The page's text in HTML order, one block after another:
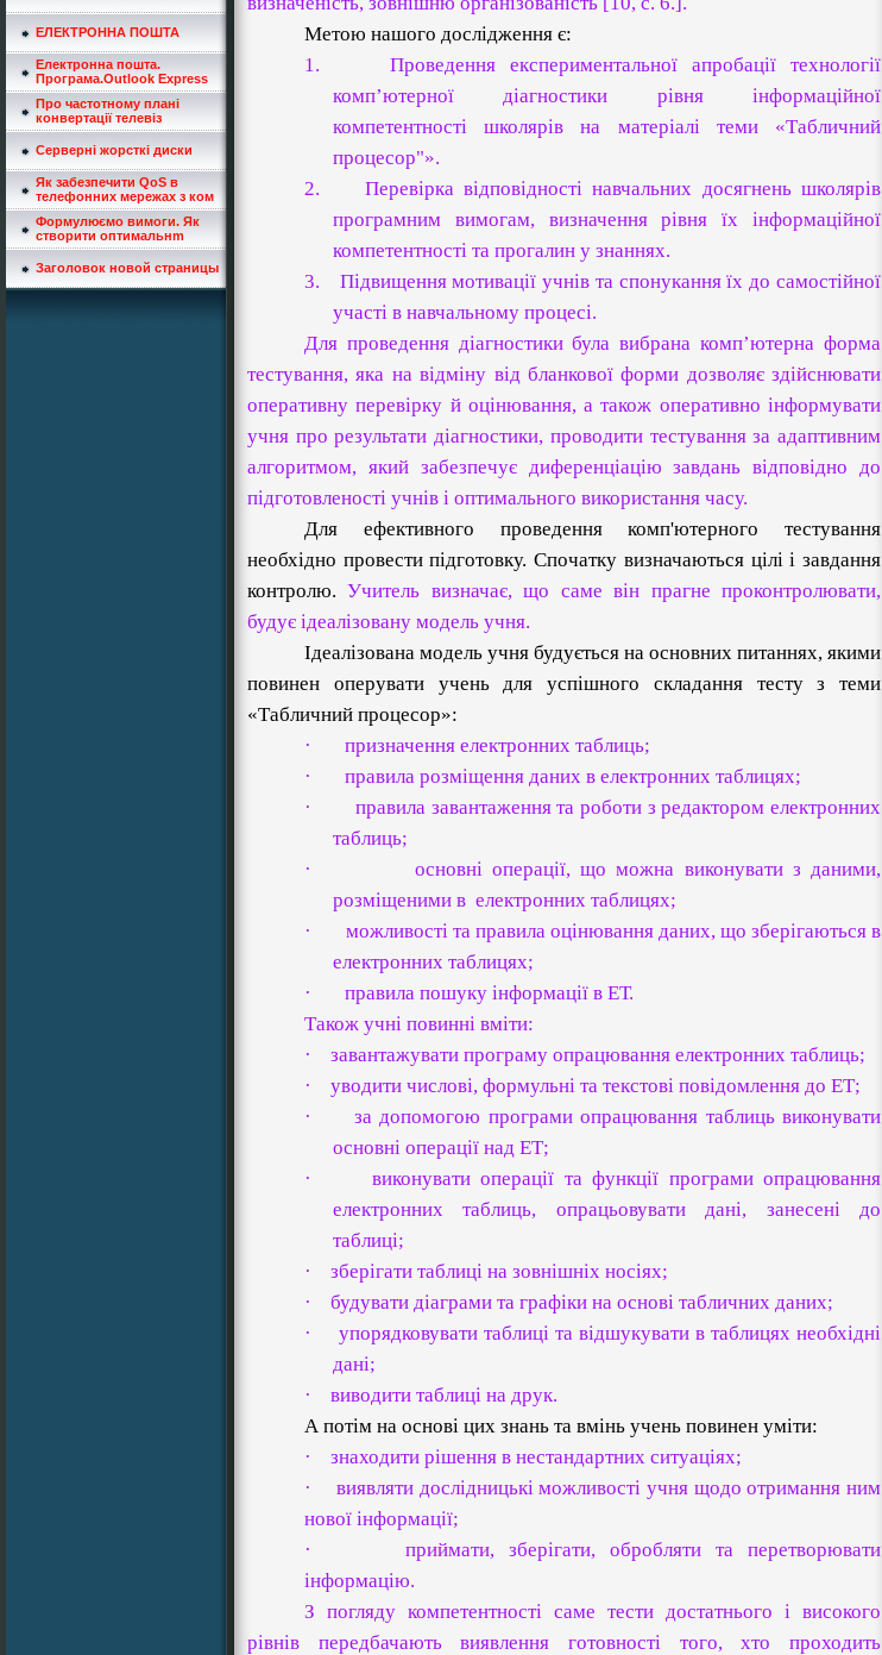
ЕЛЕКТРОННА ПОШТА
Електронна пошта.
Програма.Outlook Express
Про частотному плані
конвертації телевіз
Серверні жорсткі диски
Як забезпечити QoS в
телефонних мережах з ком
Формулюємо вимоги. Як
створити оптимальнm
Заголовок новой страницы
Метою нашого дослідження є:
1.
Проведення експериментальної апробації технології
комп’ютерної діагностики рівня інформаційної
компетентності школярів на матеріалі теми «Табличний
процесор"».
2.
Перевірка відповідності навчальних досягнень школярів
програмним вимогам, визначення рівня їх інформаційної
компетентності та прогалин у знаннях.
3.
Підвищення мотивації учнів та спонукання їх до самостійної
участі в навчальному процесі.
Для проведення діагностики була вибрана комп’ютерна форма
тестування, яка на відміну від бланкової форми дозволяє здійснювати
оперативну перевірку й оцінювання, а також оперативно інформувати
учня про результати діагностики, проводити тестування за адаптивним
алгоритмом, який забезпечує диференціацію завдань відповідно до
підготовленості учнів і оптимального використання часу.
Для ефективного проведення комп'ютерного тестування
необхідно провести підготовку. Спочатку визначаються цілі і завдання
контролю.Учитель визначає, що саме він прагне проконтролювати,
будує ідеалізовану модель учня.
Ідеалізована модель учня будується на основних питаннях, якими
повинен оперувати учень для успішного складання тесту з теми
«Табличний процесор»:
·
призначення електронних таблиць;
·
правила розміщення даних в електронних таблицях;
·
правила завантаження та роботи з редактором електронних
таблиць;
·
основні операції, що можна виконувати з даними,
розміщеними в електронних таблицях;
·
можливості та правила оцінювання даних, що зберігаються в
електронних таблицях;
·
правила пошуку інформації в ЕТ.
Також учні повинні вміти:
·
завантажувати програму опрацювання електронних таблиць;
·
уводити числові, формульні та текстові повідомлення до ЕТ;
·
за допомогою програми опрацювання таблиць виконувати
основні операції над ЕТ;
·
виконувати операції та функції програми опрацювання
електронних таблиць, опрацьовувати дані, занесені до
таблиці;
·
зберігати таблиці на зовнішніх носіях;
·
будувати діаграми та графіки на основі табличних даних;
·
упорядковувати таблиці та відшукувати в таблицях необхідні
дані;
·
виводити таблиці на друк.
А потім на основі цих знань та вмінь учень повинен уміти:
·
знаходити рішення в нестандартних ситуаціях;
·
виявляти дослідницькі можливості учня щодо отримання ним
нової інформації;
·
приймати, зберігати, обробляти та перетворювати
інформацію.
З погляду компетентності саме тести достатнього і високого
рівнів передбачають виявлення готовності того, хто проходить